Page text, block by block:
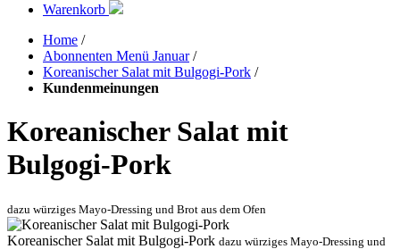
Warenkorb
Home /
Abonnenten Menü Januar /
Koreanischer Salat mit Bulgogi-Pork /
Kundenmeinungen
Koreanischer Salat mit
Bulgogi-Pork
dazu würziges Mayo-Dressing und Brot aus dem Ofen
Koreanischer Salat mit Bulgogi-Pork dazu würziges Mayo-Dressing und